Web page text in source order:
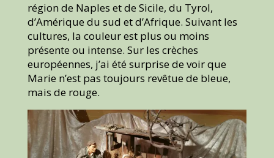
région de Naples et de Sicile, du Tyrol,
d’Amérique du sud et d’Afrique. Suivant les
cultures, la couleur est plus ou moins
présente ou intense. Sur les crèches
européennes, j’ai été surprise de voir que
Marie n’est pas toujours revêtue de bleue,
mais de rouge.